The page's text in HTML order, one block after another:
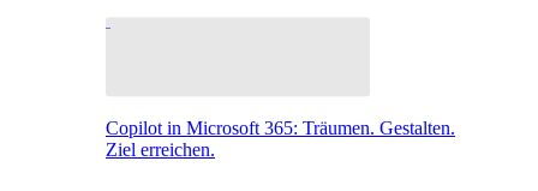
Copilot in Microsoft 365: Träumen. Gestalten.
Ziel erreichen.